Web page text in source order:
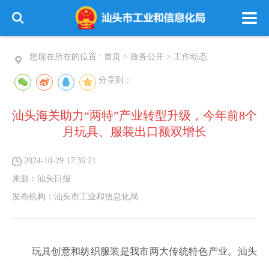
您现在所在的位置 : 首页 > 政务公开 > 工作动态
分享到：
汕头海关助力“两特”产业转型升级，今年前8个
月玩具、服装出口额双增长
2024-10-29 17:36:21
来源： 汕头日报
发布机构： 汕头市工业和信息化局
玩具创意和纺织服装是我市两大传统特色产业。汕头